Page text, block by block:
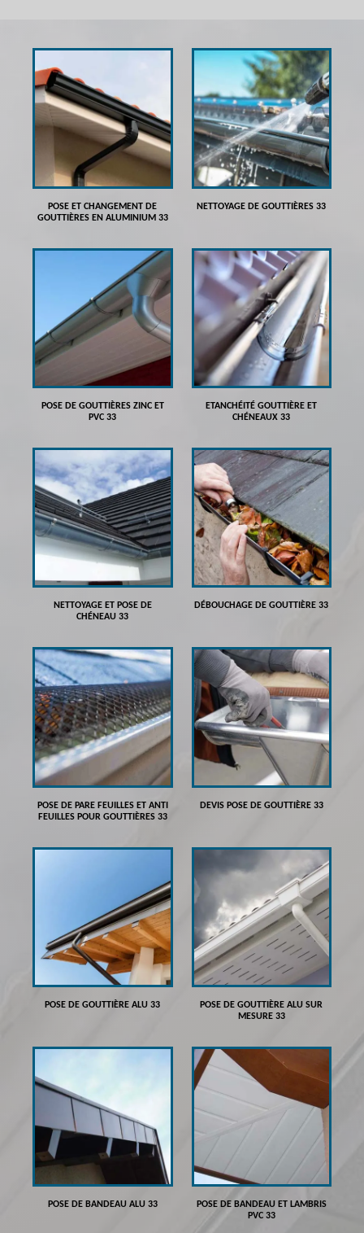
POSE ET CHANGEMENT DE
GOUTTIÈRES EN ALUMINIUM 33
NETTOYAGE DE GOUTTIÈRES 33
POSE DE GOUTTIÈRES ZINC ET
PVC 33
ETANCHÉITÉ GOUTTIÈRE ET
CHÉNEAUX 33
NETTOYAGE ET POSE DE
CHÉNEAU 33
DÉBOUCHAGE DE GOUTTIÈRE 33
POSE DE PARE FEUILLES ET ANTI
FEUILLES POUR GOUTTIÈRES 33
DEVIS POSE DE GOUTTIÈRE 33
POSE DE GOUTTIÈRE ALU 33
POSE DE GOUTTIÈRE ALU SUR
MESURE 33
POSE DE BANDEAU ALU 33
POSE DE BANDEAU ET LAMBRIS
PVC 33